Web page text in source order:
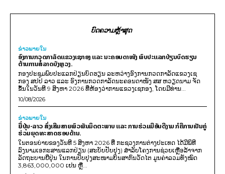
ບົດຄວາມຫຼ້າສຸດ
ຂ່າວພາຍ​ໃນ
ອົງການກວດກາລັດແຂວງເຊກອງ ແລະ ນະຄອນດາໜັງ ພົບປະແລກປ່ຽນບົດຮຽນ
ຕ້ານການສໍ້ລາດບັງຫຼວງ.
ກອງປະຊຸມພົບປະແລກປ່ຽນບົດຮຽນ ລະຫວ່າງອົງການກວດກາລັດແຂວງເຊ
ກອງ ສປປ ລາວ ແລະ ອົງການກວດກາລັດນະຄອນດາໜັງ ສສ ຫວຽດນາມ ຈັດ
ຂຶ້ນໃນວັນທີ 9 ສິງຫາ 2026 ທີ່ຫ້ອງວ່າການແຂວງເຊກອງ, ໂດຍມີທ່ານ...
10/08/2026
ຂ່າວພາຍ​ໃນ
ຍີ່ປຸ່ນ-ລາວ ສົ່ງເສີມສາຍພົວພັນມິດຕະພາບ ແລະ ການຮ່ວມມືອັນດີງາມ ກໍຄືການເປັນຄູ່
ຮ່ວມຍຸດທະສາດຮອບດ້ານ.
ໃນຕອນບ່າຍຂອງວັນທີ 5 ສິງຫາ 2026 ທີ່ ກະຊວງການຕ່າງປະເທດ ໄດ້ມີພິທີ
ລົງນາມເອກະສານແລກປ່ຽນ (ສະບັບປັບປຸງ) ສໍາລັບໂຄງການຊ່ວຍເຫຼືອລ້າຈາກ
ລັດຖະບານຍີ່ປຸ່ນ ໃນການປັບປຸງສະໜາມບິນສາກົນວັດໄຕ ມູນຄ່າລວມທັງໝົດ
3,863,000,000 ເຢນ ຫຼື...